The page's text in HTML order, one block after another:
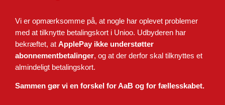
Vi er opmærksomme på, at nogle har oplevet problemer
med at tilknytte betalingskort i Unioo. Udbyderen har
bekræftet, atApplePay ikke understøtter
abonnementbetalinger, og at der derfor skal tilknyttes et
almindeligt betalingskort.
Sammen gør vi en forskel for AaB og for fællesskabet.